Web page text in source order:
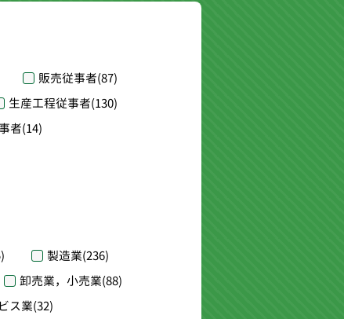
販売従事者(87)
生産工程従事者(130)
者(14)
製造業(236)
卸売業，小売業(88)
ス業(32)